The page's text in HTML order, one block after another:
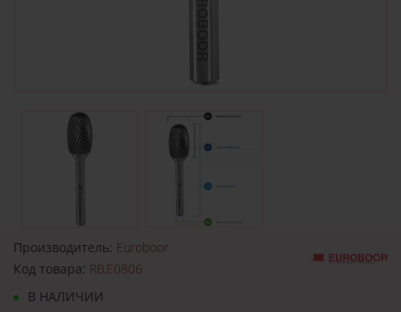
Производитель: Euroboor
Код товара: RB.E0806
В НАЛИЧИИ